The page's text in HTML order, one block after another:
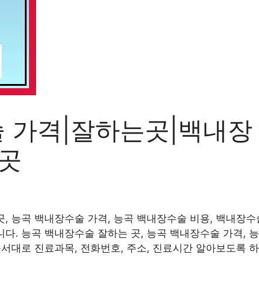
가격|잘하는곳|백내
능곡 백내장수술 가격, 능곡 백내장수술 비용, 백내장
. 능곡 백내장수술 잘하는 곳, 능곡 백내장수술 가격,
대로 진료과목, 전화번호, 주소, 진료시간 알아보도록